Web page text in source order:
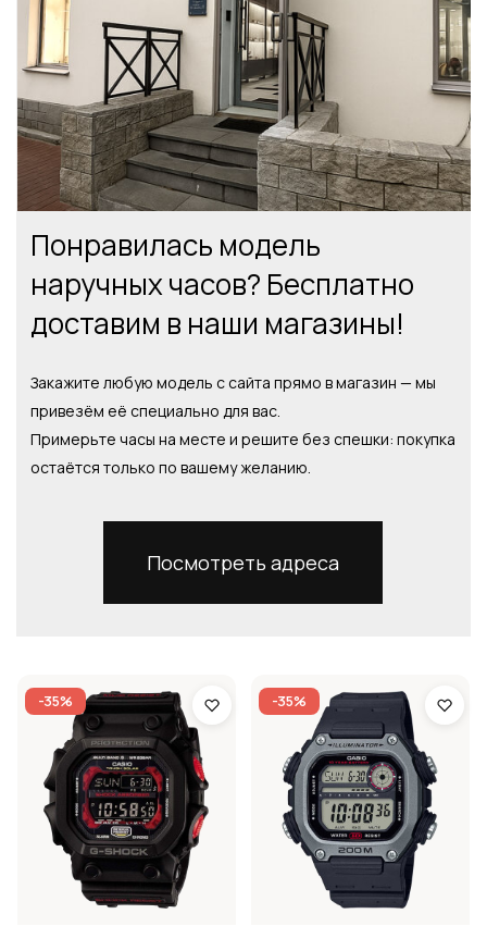
Понравилась модель
наручных часов? Бесплатно
доставим в наши магазины!
Закажите любую модель с сайта прямо в магазин — мы
привезём её специально для вас.
Примерьте часы на месте и решите без спешки: покупка
остаётся только по вашему желанию.
Посмотреть адреса
-35% -35%